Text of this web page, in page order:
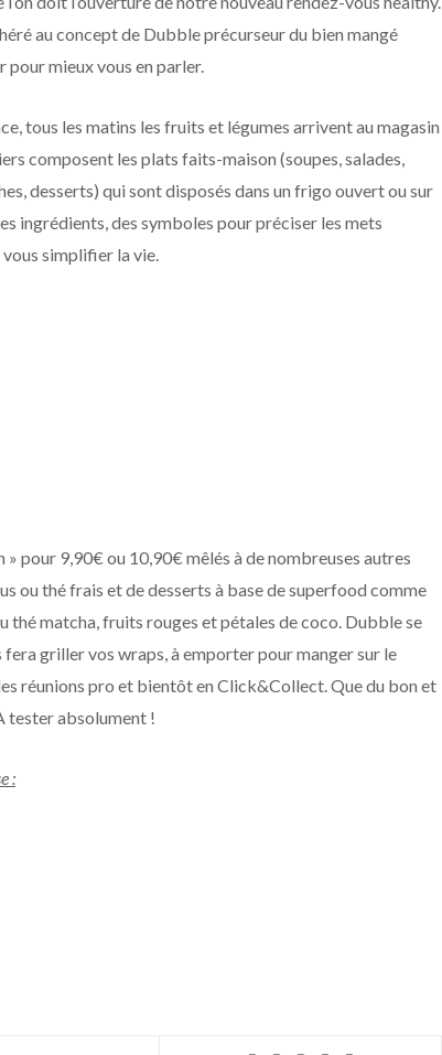
au concept de Dubble précurseur du bien mangé
pour mieux vous en parler.
tous les matins les fruits et légumes arrivent au magasin
composent les plats faits-maison (soupes, salades,
desserts) qui sont disposés dans un frigo ouvert ou sur
ingrédients, des symboles pour préciser les mets
simplifier la vie.
pour 9,90€ ou 10,90€ mêlés à de nombreuses autres
ou thé frais et de desserts à base de superfood comme
thé matcha, fruits rouges et pétales de coco. Dubble se
griller vos wraps, à emporter pour manger sur le
réunions pro et bientôt en Click&Collect. Que du bon et
tester absolument !
: